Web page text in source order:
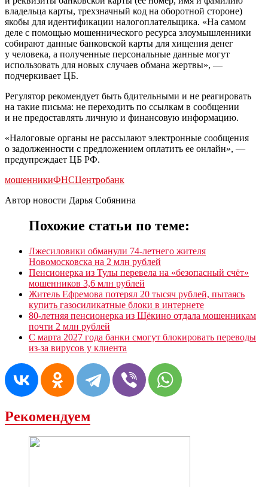
владельца карты, трехзначный код на оборотной стороне)
якобы для идентификации налогоплательщика. «На самом
деле с помощью мошеннического ресурса злоумышленники
собирают данные банковской карты для хищения денег
у человека, а полученные персональные данные могут
использовать для новых случаев обмана жертвы», —
подчеркивает ЦБ.
Регулятор рекомендует быть бдительными и не реагировать
на такие письма: не переходить по ссылкам в сообщении
и не предоставлять личную и финансовую информацию.
«Налоговые органы не рассылают электронные сообщения
о задолженности с предложением оплатить ее онлайн», —
предупреждает ЦБ РФ.
мошенникиФНСЦентробанк
Автор новости Дарья Собянина
Похожие статьи по теме:
Лжесиловики обманули 74-летнего жителя
Новомосковска на 2 млн рублей
Пенсионерка из Тулы перевела на «безопасный счёт»
мошенников 3,6 млн рублей
Житель Ефремова потерял 20 тысяч рублей, пытаясь
купить газосиликатные блоки в интернете
80-летняя пенсионерка из Щёкино отдала мошенникам
почти 2 млн рублей
С марта 2027 года банки смогут блокировать переводы
из-за вирусов у клиента
Рекомендуем